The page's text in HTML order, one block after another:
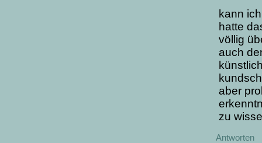
kann
hatte
völlig
auch
aber
zu
Antworten